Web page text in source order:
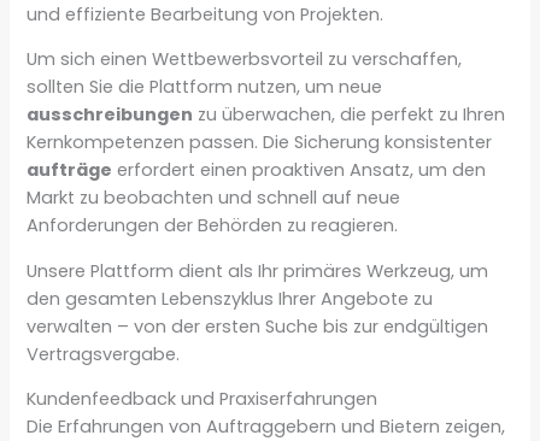
und effiziente Bearbeitung von Projekten.
Um sich einen Wettbewerbsvorteil zu verschaffen,
sollten Sie die Plattform nutzen, um neue
ausschreibungen zu überwachen, die perfekt zu Ihren
Kernkompetenzen passen. Die Sicherung konsistenter
aufträge erfordert einen proaktiven Ansatz, um den
Markt zu beobachten und schnell auf neue
Anforderungen der Behörden zu reagieren.
Unsere Plattform dient als Ihr primäres Werkzeug, um
den gesamten Lebenszyklus Ihrer Angebote zu
verwalten – von der ersten Suche bis zur endgültigen
Vertragsvergabe.
Kundenfeedback und Praxiserfahrungen
Die Erfahrungen von Auftraggebern und Bietern zeigen,